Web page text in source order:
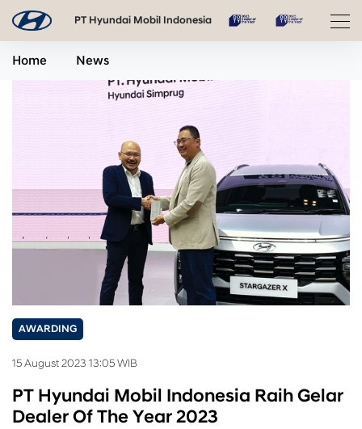
PT Hyundai Mobil Indonesia
Home News
AWARDING
15 August 2023 13:05 WIB
PT Hyundai Mobil Indonesia Raih Gelar
Dealer Of The Year 2023